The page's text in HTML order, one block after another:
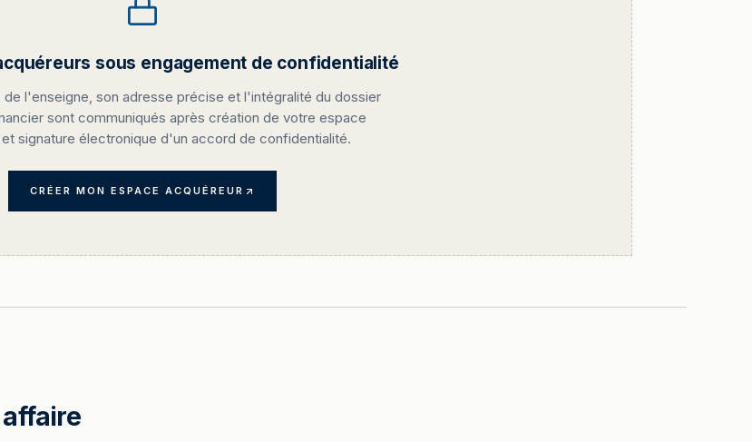
sous engagement de confidentialité
l'enseigne, son adresse précise et l'intégralité du dossier
sont communiqués après création de votre espace
signature électronique d'un accord de confidentialité.
CRÉER MON ESPACE ACQUÉREUR